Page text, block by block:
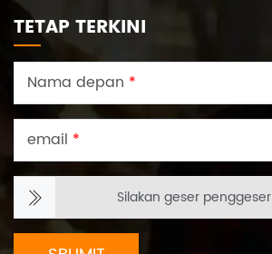
TETAP TERKINI
Nama depan *
email *
Silakan geser